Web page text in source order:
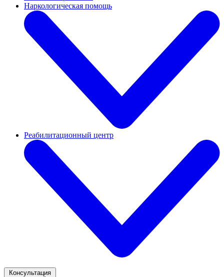
Наркологическая помощь
Реабилитационный центр
Консультация